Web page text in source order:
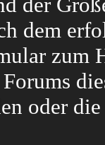
dem
zum
oder